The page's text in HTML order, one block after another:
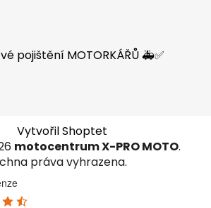
pojištění MOTORKÁŘŮ 🚑✅
Vytvořil Shoptet
motocentrum X-PRO MOTO.
práva vyhrazena.